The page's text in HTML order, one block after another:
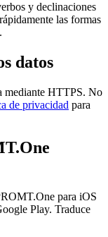
y declinaciones
las formas
datos
mediante HTTPS. No
de privacidad para
para iOS
Play. Traduce